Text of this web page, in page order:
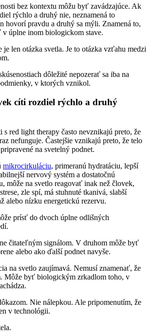
bez kontextu môžu byť zavádzajúce. Ak
rýchlo a druhý nie, neznamená to
hovorí pravdu a druhý sa mýli. Znamená to,
úplne inom biologickom stave.
je len otázka svetla. Je to otázka vzťahu medzi
dôležité nepozerať sa iba na
v ktorých vznikol.
cíti rozdiel rýchlo a druhý
s red light therapy často nevznikajú preto, že
nefunguje. Častejšie vznikajú preto, že telo
na svetelný podnet.
mikrocirkuláciu, primeranú hydratáciu, lepší
nervový systém a dostatočnú
môže na svetlo reagovať inak než človek,
zle spí, má stuhnuté tkanivá, slabší
alebo nízku energetickú rezervu.
prísť do dvoch úplne odlišných
čitateľným signálom. V druhom môže byť
alebo ako ďalší podnet navyše.
na svetlo zaujímavá. Nemusí znamenať, že
Môže byť biologickým zrkadlom toho, v
Nie nálepkou. Ale pripomenutím, že
v technológii.